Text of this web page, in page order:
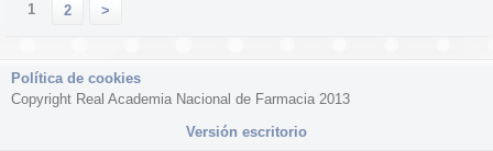
1 2 >
Política de cookies
Copyright Real Academia Nacional de Farmacia 2013
Versión escritorio